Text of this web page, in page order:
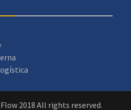
2018 All rights reserved.